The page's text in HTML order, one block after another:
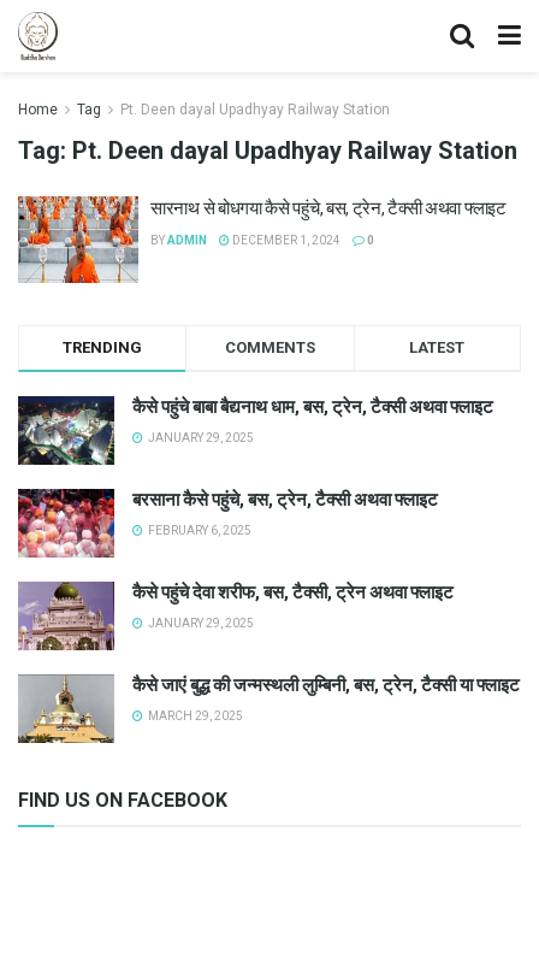
Home Tag Pt. Deen dayal Upadhyay Railway Station
Tag: Pt. Deen dayal Upadhyay Railway Station
सारनाथ से बोधगया कैसे पहुंचे, बस, ट्रेन, टैक्सी अथवा फ्लाइट
BYADMIN DECEMBER 1, 2024 0
TRENDING COMMENTS LATEST
कैसे पहुंचे बाबा बैद्यनाथ धाम, बस, ट्रेन, टैक्सी अथवा फ्लाइट
JANUARY 29, 2025
बरसाना कैसे पहुंचे, बस, ट्रेन, टैक्सी अथवा फ्लाइट
FEBRUARY 6, 2025
कैसे पहुंचे देवा शरीफ, बस, टैक्सी, ट्रेन अथवा फ्लाइट
JANUARY 29, 2025
कैसे जाएं बुद्ध की जन्मस्थली लुम्बिनी, बस, ट्रेन, टैक्सी या फ्लाइट
MARCH 29, 2025
FIND US ON FACEBOOK